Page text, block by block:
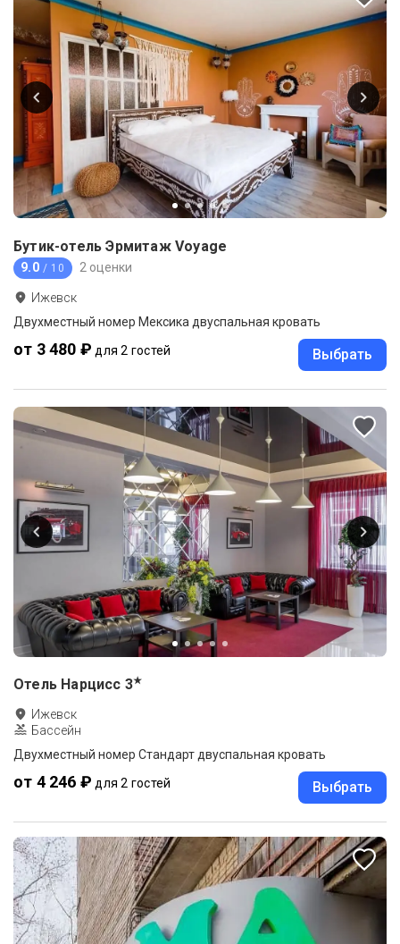
Бутик-отель Эрмитаж Voyage
9.0 / 10 2 оценки
Ижевск
Двухместный номер Мексика двуспальная кровать
от 3 480 ₽ для 2 гостей Выбрать
Отель Нарцисс 3★
Ижевск
Бассейн
Двухместный номер Стандарт двуспальная кровать
от 4 246 ₽ для 2 гостей Выбрать